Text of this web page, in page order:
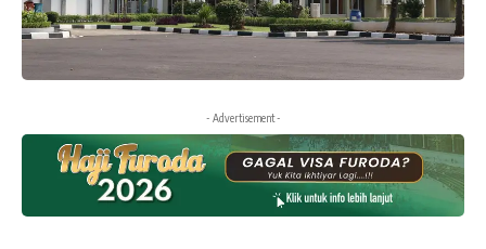
- Advertisement -